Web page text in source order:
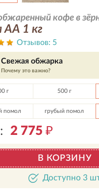
кофе в
АА 1 кг
Отзывов: 5
Свежая обжарка
Почему это важно?
г 500 г
помол грубый помол
2 775 ₽
В КОРЗИНУ
Доступно 3